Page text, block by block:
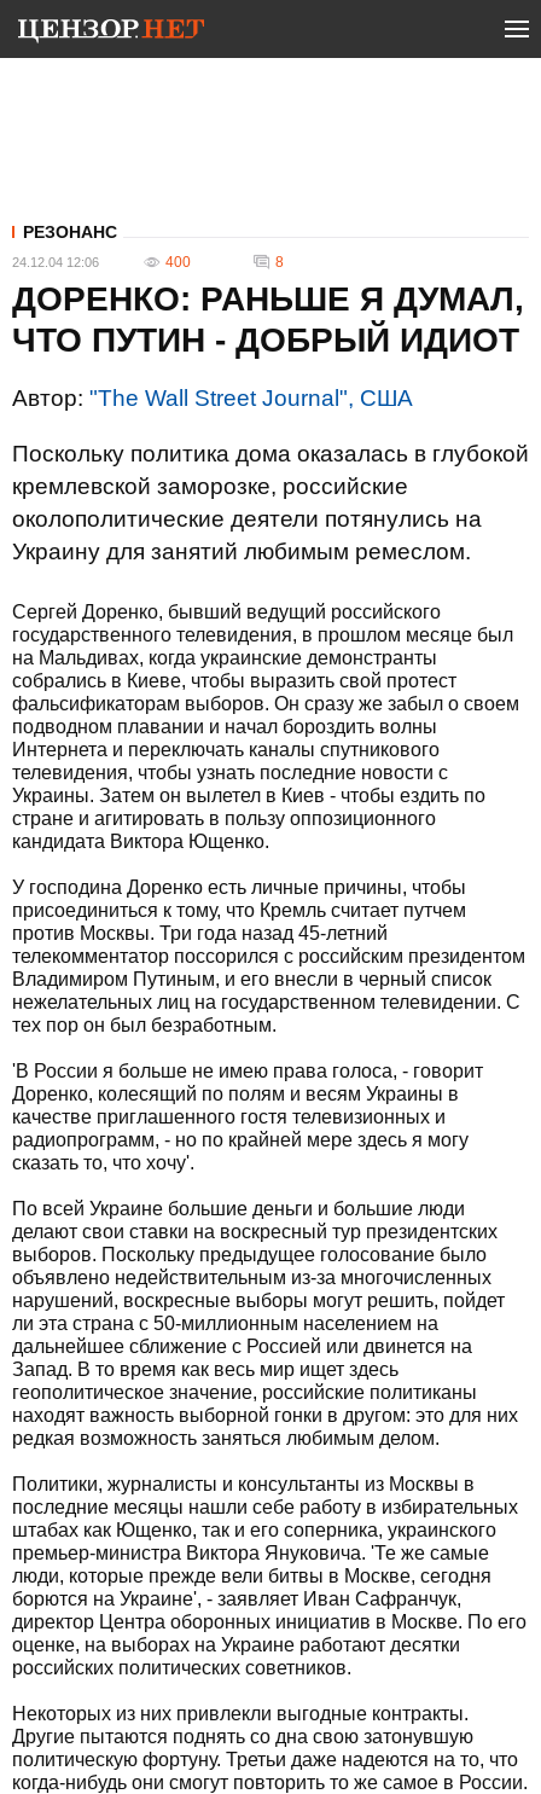
РЕЗОНАНС
24.12.04 12:06 400 8
ДОРЕНКО: РАНЬШЕ Я ДУМАЛ,
ЧТО ПУТИН - ДОБРЫЙ ИДИОТ
Автор: "The Wall Street Journal", США
Поскольку политика дома оказалась в глубокой
кремлевской заморозке, российские
околополитические деятели потянулись на
Украину для занятий любимым ремеслом.
Сергей Доренко, бывший ведущий российского
государственного телевидения, в прошлом месяце был
на Мальдивах, когда украинские демонстранты
собрались в Киеве, чтобы выразить свой протест
фальсификаторам выборов. Он сразу же забыл о своем
подводном плавании и начал бороздить волны
Интернета и переключать каналы спутникового
телевидения, чтобы узнать последние новости с
Украины. Затем он вылетел в Киев - чтобы ездить по
стране и агитировать в пользу оппозиционного
кандидата Виктора Ющенко.
У господина Доренко есть личные причины, чтобы
присоединиться к тому, что Кремль считает путчем
против Москвы. Три года назад 45-летний
телекомментатор поссорился с российским президентом
Владимиром Путиным, и его внесли в черный список
нежелательных лиц на государственном телевидении. С
тех пор он был безработным.
'В России я больше не имею права голоса, - говорит
Доренко, колесящий по полям и весям Украины в
качестве приглашенного гостя телевизионных и
радиопрограмм, - но по крайней мере здесь я могу
сказать то, что хочу'.
По всей Украине большие деньги и большие люди
делают свои ставки на воскресный тур президентских
выборов. Поскольку предыдущее голосование было
объявлено недействительным из-за многочисленных
нарушений, воскресные выборы могут решить, пойдет
ли эта страна с 50-миллионным населением на
дальнейшее сближение с Россией или двинется на
Запад. В то время как весь мир ищет здесь
геополитическое значение, российские политиканы
находят важность выборной гонки в другом: это для них
редкая возможность заняться любимым делом.
Политики, журналисты и консультанты из Москвы в
последние месяцы нашли себе работу в избирательных
штабах как Ющенко, так и его соперника, украинского
премьер-министра Виктора Януковича. 'Те же самые
люди, которые прежде вели битвы в Москве, сегодня
борются на Украине', - заявляет Иван Сафранчук,
директор Центра оборонных инициатив в Москве. По его
оценке, на выборах на Украине работают десятки
российских политических советников.
Некоторых из них привлекли выгодные контракты.
Другие пытаются поднять со дна свою затонувшую
политическую фортуну. Третьи даже надеются на то, что
когда-нибудь они смогут повторить то же самое в России.